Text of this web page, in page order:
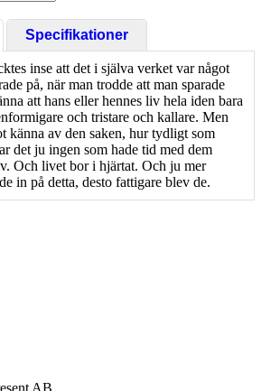
Specifikationer
inse att det i själva verket var något
på, när man trodde att man sparade
att hans eller hennes liv hela iden bara
och tristare och kallare. Men
känna av den saken, hur tydligt som
det ju ingen som hade tid med dem
Och livet bor i hjärtat. Och ju mer
in på detta, desto fattigare blev de.